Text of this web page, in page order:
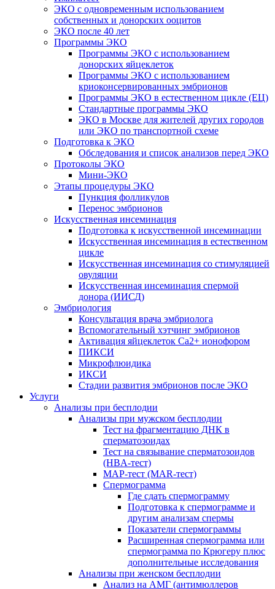
ЭКО с одновременным использованием
собственных и донорских ооцитов
ЭКО после 40 лет
Программы ЭКО
Программы ЭКО с использованием
донорских яйцеклеток
Программы ЭКО с использованием
криоконсервированных эмбрионов
Программы ЭКО в естественном цикле (ЕЦ)
Стандартные программы ЭКО
ЭКО в Москве для жителей других городов
или ЭКО по транспортной схеме
Подготовка к ЭКО
Обследования и список анализов перед ЭКО
Протоколы ЭКО
Мини-ЭКО
Этапы процедуры ЭКО
Пункция фолликулов
Перенос эмбрионов
Искусственная инсеминация
Подготовка к искусственной инсеминации
Искусственная инсеминация в естественном
цикле
Искусственная инсеминация со стимуляцией
овуляции
Искусственная инсеминация спермой
донора (ИИСД)
Эмбриология
Консультация врача эмбриолога
Вспомогательный хэтчинг эмбрионов
Активация яйцеклеток Са2+ ионофором
ПИКСИ
Микрофлюидика
ИКСИ
Стадии развития эмбрионов после ЭКО
Услуги
Анализы при бесплодии
Анализы при мужском бесплодии
Тест на фрагментацию ДНК в
сперматозоидах
Тест на связывание сперматозоидов
(HBA-тест)
МАР-тест (MAR-тест)
Спермограмма
Где сдать спермограмму
Подготовка к спермограмме и
другим анализам спермы
Показатели спермограммы
Расширенная спермограмма или
спермограмма по Крюгеру плюс
дополнительные исследования
Анализы при женском бесплодии
Анализ на АМГ (антимюллеров